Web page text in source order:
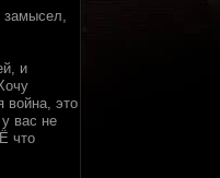
замысел,
и
война, это
вас не
что